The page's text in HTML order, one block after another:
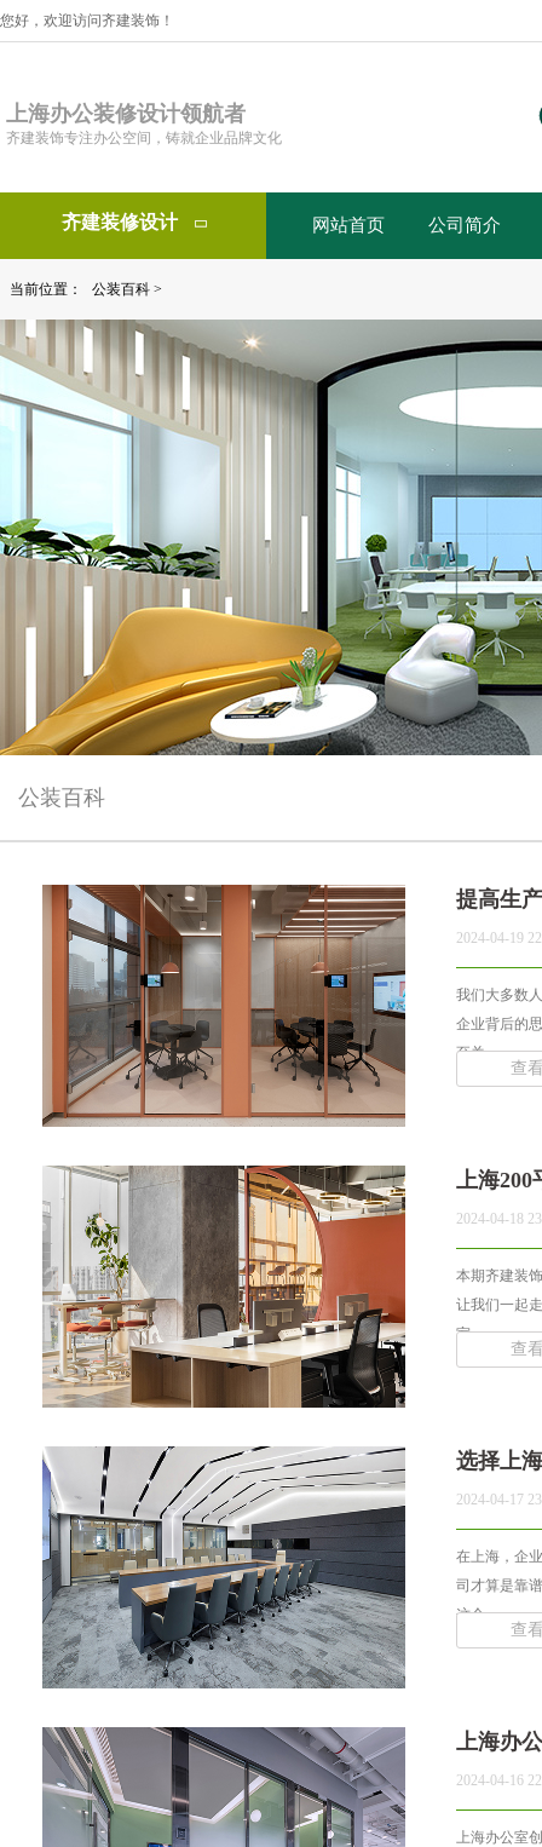
您好，欢迎访问齐建装饰！
上海办公装修设计领航者
齐建装饰专注办公空间，铸就企业品牌文化
齐建装修设计  网站首页 公司简介
当前位置： 公装百科 >
公装百科
提高生
2024-04-19
我们大多数
企业背后的
至关... ...
查
上海200
2024-04-18
本期齐建装
让我们一起
室... ...
查
选择上
2024-04-17
在上海，企
司才算是靠
这个... ...
查
上海办
2024-04-16
上海办公室